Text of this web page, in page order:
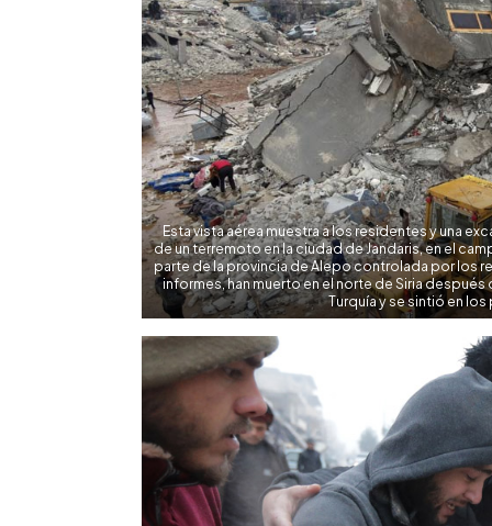
Esta vista aérea muestra a los residentes y una
de un terremoto en la ciudad de Jandaris, en el
parte de la provincia de Alepo controlada por los
informes, han muerto en el norte de Siria
Turquía y se sintió en